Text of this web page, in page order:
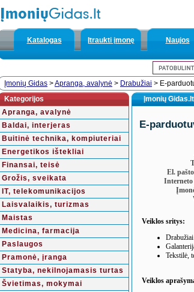
Katalogas Įtraukti įmonę Naujos
Įmonių Gidas >Apranga, avalynė > Drabužiai > E-
Kategorijos
Apranga, avalynė
Baldai, interjeras
Buitinė technika, kompiuteriai
Energetikos ištekliai
Finansai, teisė
Grožis, sveikata
IT, telekomunikacijos
Laisvalaikis, turizmas
Maistas
Medicina, farmacija
Paslaugos
Pramonė, įranga
Statyba, nekilnojamasis turtas
Švietimas, mokymai
Įmonių Gidas.lt
E-
El.
Interneto
Veiklos sritys:
Drabužiai
Tekstilė,
Veiklos